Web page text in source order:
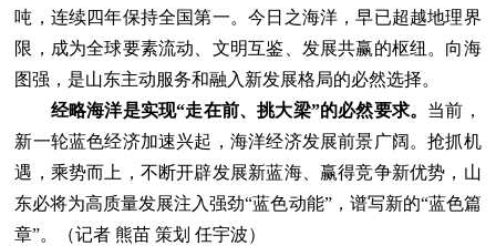
吨，连续四年保持全国第一。今日之海洋，早已超越地理界
限，成为全球要素流动、文明互鉴、发展共赢的枢纽。向海
图强，是山东主动服务和融入新发展格局的必然选择。
经略海洋是实现“走在前、挑大梁”的必然要求。 当前，
新一轮蓝色经济加速兴起，海洋经济发展前景广阔。抢抓机
遇，乘势而上，不断开辟发展新蓝海、赢得竞争新优势，山
东必将为高质量发展注入强劲“蓝色动能”，谱写新的“蓝色篇
章”。（记者 熊苗 策划 任宇波）